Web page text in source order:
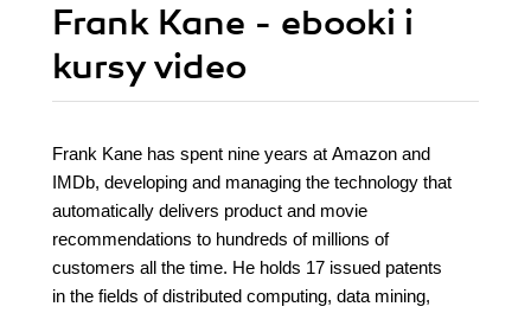
Frank Kane - ebooki i
kursy video
Frank Kane has spent nine years at Amazon and
IMDb, developing and managing the technology that
automatically delivers product and movie
recommendations to hundreds of millions of
customers all the time. He holds 17 issued patents
in the fields of distributed computing, data mining,